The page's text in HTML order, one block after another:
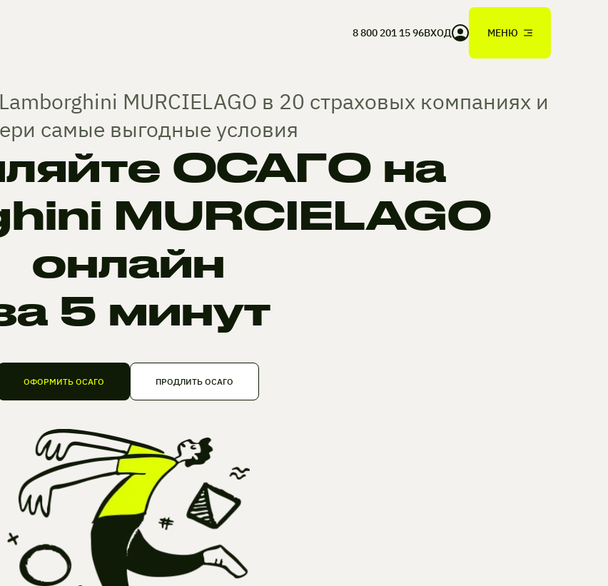
8 800 201 15 96ВХОД МЕНЮ
MURCIELAGO в 20 страховых компаниях и
самые выгодные условия
ОСАГО на
MURCIELAGO
онлайн
5 минут
ОФОРМИТЬ ОСАГО ПРОДЛИТЬ ОСАГО